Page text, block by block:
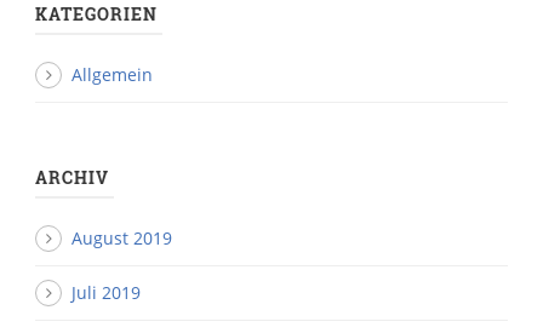
KATEGORIEN
Allgemein
ARCHIV
August 2019
Juli 2019